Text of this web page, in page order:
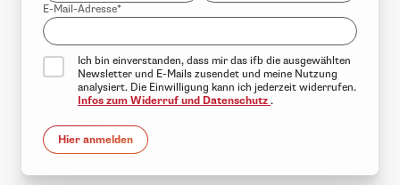
E-Mail-Adresse*
Ich bin einverstanden, dass mir das ifb die ausgewählten
Newsletter und E-Mails zusendet und meine Nutzung
analysiert. Die Einwilligung kann ich jederzeit widerrufen.
Infos zum Widerruf und Datenschutz .
Hier anmelden